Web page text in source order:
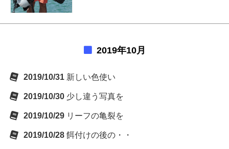
2019年10月
2019/10/31 新しい色使い
2019/10/30 少し違う写真を
2019/10/29 リーフの亀裂を
2019/10/28 餌付けの後の・・